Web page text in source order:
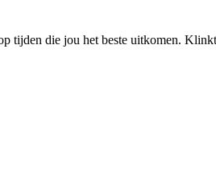
tijden die jou het beste uitkomen.